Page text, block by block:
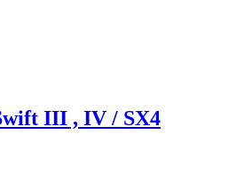
III , IV / SX4